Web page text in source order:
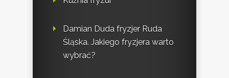
Damian Duda fryzjer Ruda
Śląska. Jakiego fryzjera warto
wybrać?